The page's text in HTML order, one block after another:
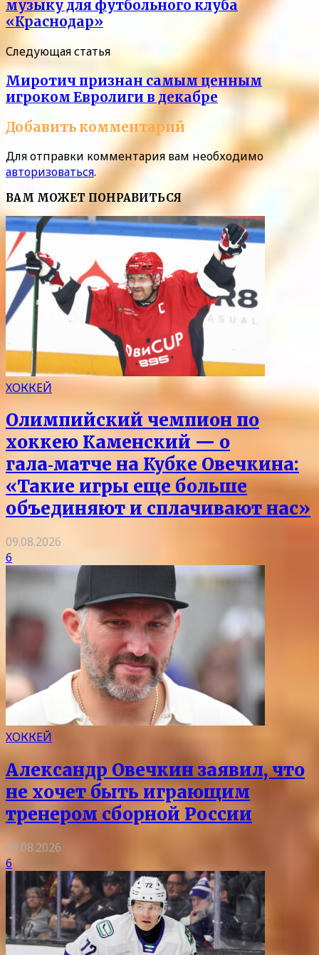
музыку для футбольного клуба
«Краснодар»
Следующая статья
Миротич признан самым ценным
игроком Евролиги в декабре
Добавить комментарий
Для отправки комментария вам необходимо
авторизоваться.
ВАМ МОЖЕТ ПОНРАВИТЬСЯ
ХОККЕЙ
Олимпийский чемпион по
хоккею Каменский — о
гала‑матче на Кубке Овечкина:
«Такие игры еще больше
объединяют и сплачивают нас»
09.08.2026
6
ХОККЕЙ
Александр Овечкин заявил, что
не хочет быть играющим
тренером сборной России
09.08.2026
6